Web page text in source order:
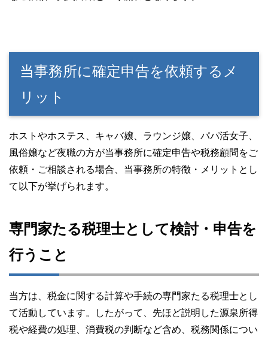
当事務所に確定申告を依頼するメ
リット
ホストやホステス、キャバ嬢、ラウンジ嬢、パパ活女子、
風俗嬢など夜職の方が当事務所に確定申告や税務顧問をご
依頼・ご相談される場合、当事務所の特徴・メリットとし
て以下が挙げられます。
専門家たる税理士として検討・申告を
行うこと
当方は、税金に関する計算や手続の専門家たる税理士とし
て活動しています。したがって、先ほど説明した源泉所得
税や経費の処理、消費税の判断など含め、税務関係につい